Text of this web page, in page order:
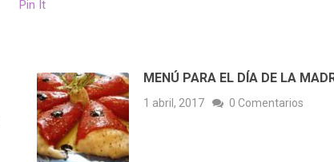
Pin It
MENÚ PARA EL DÍA DE LA
1 abril, 2017 0 Comentarios